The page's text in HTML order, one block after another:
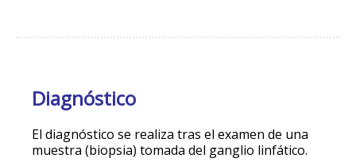
Diagnóstico
El diagnóstico se realiza tras el examen de una
muestra (biopsia) tomada del ganglio linfático.